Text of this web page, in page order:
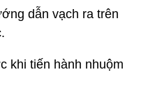
dẫn vạch ra trên
khi tiến hành nhuộm